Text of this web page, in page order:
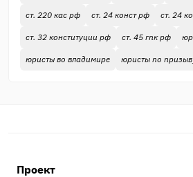
ст. 220 кас рф ст. 24 конст рф ст. 24
ст. 32 конституции рф ст. 45 гпк рф
юристы во владимире юристы по
Проект